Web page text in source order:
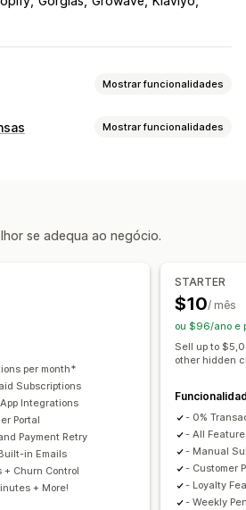
Mostrar funcionalidades
personalizadas
Preços com base na utilização
único
Preços dinâmicos
Mostrar funcionalidades
Envio gratuito
Acesso exclusivo
se adequa ao negócio.
per month*
Subscriptions
Integrations
Portal
Payment Retry
in Emails
Churn Control
+ More!
STARTER
$10/ mês
ou $96/ano e
Sell up to
other hidden
- 0%
- All
- Manual
- Customer
- Loyalty
- Weekly